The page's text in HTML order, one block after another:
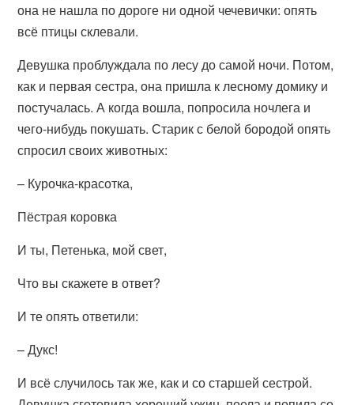
она не нашла по дороге ни одной чечевички: опять
всё птицы склевали.
Девушка проблуждала по лесу до самой ночи. Потом,
как и первая сестра, она пришла к лесному домику и
постучалась. А когда вошла, попросила ночлега и
чего-нибудь покушать. Старик с белой бородой опять
спросил своих животных:
– Курочка-красотка,
Пёстрая коровка
И ты, Петенька, мой свет,
Что вы скажете в ответ?
И те опять ответили:
– Дукс!
И всё случилось так же, как и со старшей сестрой.